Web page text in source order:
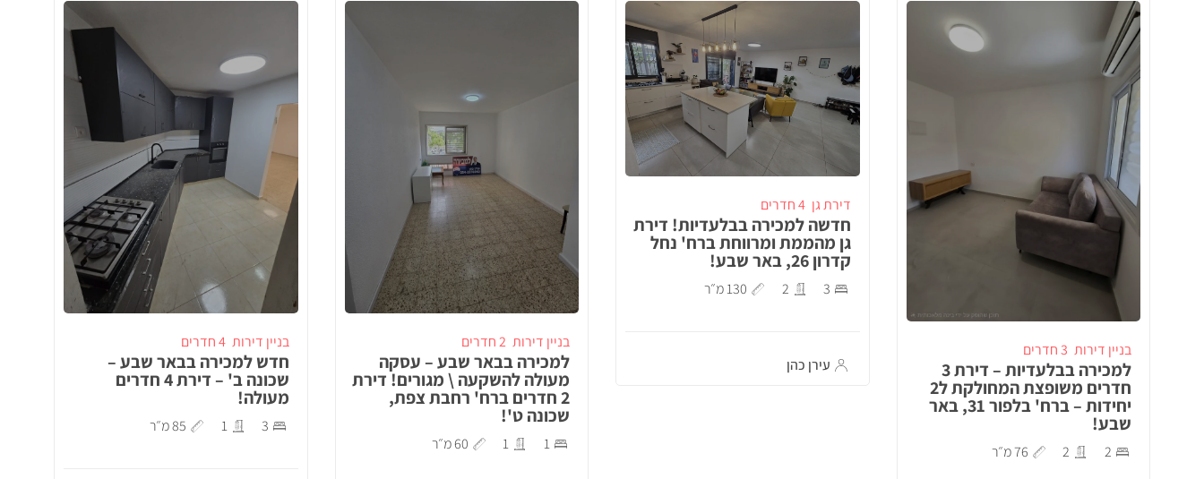
בניין דירות 3 חדרים
למכירה בבלעדיות – דירת 3
חדרים משופצת המחולקת ל2
יחידות – ברח' בלפור 31, באר
שבע!
2
2 76 מ״ר
דירת גן 4 חדרים
חדשה למכירה בבלעדיות! דירת
גן מהממת ומרווחת ברח' נחל
קדרון 26, באר שבע!
3
2 130 מ״ר
עירן כהן
בניין דירות 2 חדרים
למכירה בבאר שבע – עסקה
מעולה להשקעה \ מגורים! דירת
2 חדרים ברח' רחבת צפת,
שכונה ט'!
1
1 60 מ״ר
בניין דירות 4 חדרים
חדש למכירה בבאר שבע –
שכונה ב' – דירת 4 חדרים
מעולה!
3
1 85 מ״ר